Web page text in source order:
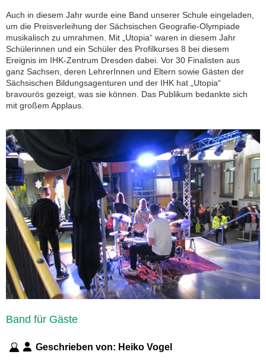
Auch in diesem Jahr wurde eine Band unserer Schule eingeladen,
um die Preisverleihung der Sächsischen Geografie-Olympiade
musikalisch zu umrahmen. Mit „Utopia“ waren in diesem Jahr
Schülerinnen und ein Schüler des Profilkurses 8 bei diesem
Ereignis im IHK-Zentrum Dresden dabei. Vor 30 Finalisten aus
ganz Sachsen, deren LehrerInnen und Eltern sowie Gästen der
Sächsischen Bildungsagenturen und der IHK hat „Utopia“
bravourös gezeigt, was sie können. Das Publikum bedankte sich
mit großem Applaus.
Band für Gäste
Geschrieben von: Heiko Vogel